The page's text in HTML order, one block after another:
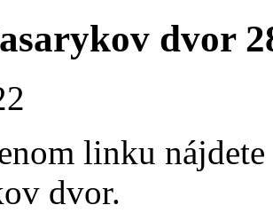
dvor
linku
dvor.